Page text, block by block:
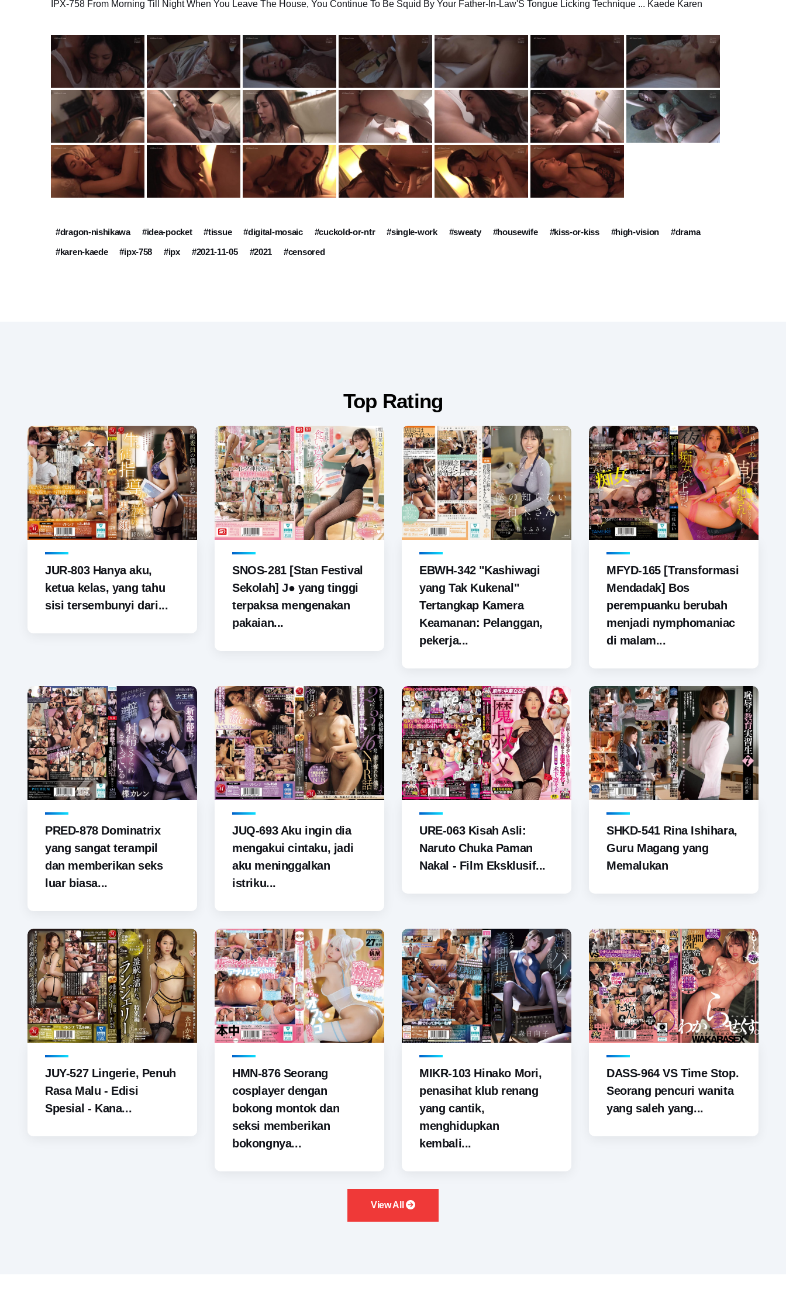
IPX-758 From Morning Till Night When You Leave The House, You Continue To Be Squid By Your Father-In-Law'S Tongue Licking Technique ... Kaede Karen
#dragon-nishikawa #idea-pocket #tissue #digital-mosaic #cuckold-or-ntr #single-work #sweaty #housewife #kiss-or-kiss #high-vision
#drama
#karen-kaede
#ipx-758 #ipx #2021-11-05 #2021 #censored
Top Rating
JUR-803 Hanya aku,
ketua kelas, yang tahu
sisi tersembunyi dari...
SNOS-281 [Stan Festival
Sekolah] J● yang tinggi
terpaksa mengenakan
pakaian...
EBWH-342 "Kashiwagi
yang Tak Kukenal"
Tertangkap Kamera
Keamanan: Pelanggan,
pekerja...
MFYD-165 [Transformasi
Mendadak] Bos
perempuanku berubah
menjadi nymphomaniac
di malam...
PRED-878 Dominatrix
yang sangat terampil
dan memberikan seks
luar biasa...
JUQ-693 Aku ingin dia
mengakui cintaku, jadi
aku meninggalkan
istriku...
URE-063 Kisah Asli:
Naruto Chuka Paman
Nakal - Film Eksklusif...
SHKD-541 Rina Ishihara,
Guru Magang yang
Memalukan
JUY-527 Lingerie, Penuh
Rasa Malu - Edisi
Spesial - Kana...
HMN-876 Seorang
cosplayer dengan
bokong montok dan
seksi memberikan
bokongnya...
MIKR-103 Hinako Mori,
penasihat klub renang
yang cantik,
menghidupkan
kembali...
DASS-964 VS Time Stop.
Seorang pencuri wanita
yang saleh yang...
View All